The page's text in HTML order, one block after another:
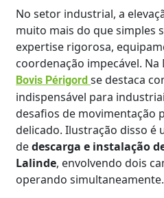
No setor industrial, a
muito mais do que simples
expertise rigorosa,
coordenação impecável.
Bovis Périgordse destaca
indispensável para
desafios de movimentação
delicado. Ilustração disso é
dedescarga e instalação
Lalinde, envolvendo dois
operando simultaneamente.